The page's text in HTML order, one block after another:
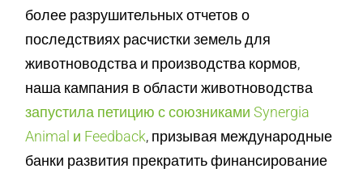
более разрушительных отчетов о
последствиях расчистки земель для
животноводства и производства кормов,
наша кампания в области животноводства
запустила петицию с союзниками Synergia
Animal и Feedback, призывая международные
банки развития прекратить финансирование